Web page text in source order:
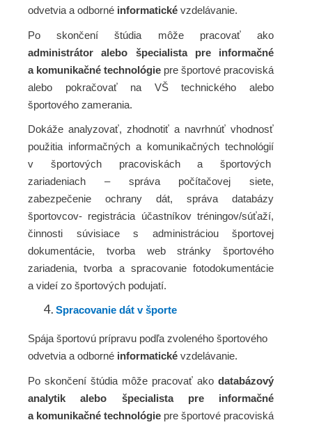
odvetvia a odborné informatické vzdelávanie.
Po skončení štúdia môže pracovať ako
administrátor alebo špecialista pre informačné
a komunikačné technológie pre športové pracoviská
alebo pokračovať na VŠ technického alebo
športového zamerania.
Dokáže analyzovať, zhodnotiť a navrhnúť vhodnosť
použitia informačných a komunikačných technológií
v športových pracoviskách a športových
zariadeniach – správa počítačovej siete,
zabezpečenie ochrany dát, správa databázy
športovcov- registrácia účastníkov tréningov/súťaží,
činnosti súvisiace s administráciou športovej
dokumentácie, tvorba web stránky športového
zariadenia, tvorba a spracovanie fotodokumentácie
a videí zo športových podujatí.
Spracovanie dát v športe
Spája športovú prípravu podľa zvoleného športového
odvetvia a odborné informatické vzdelávanie.
Po skončení štúdia môže pracovať ako databázový
analytik alebo špecialista pre informačné
a komunikačné technológie pre športové pracoviská